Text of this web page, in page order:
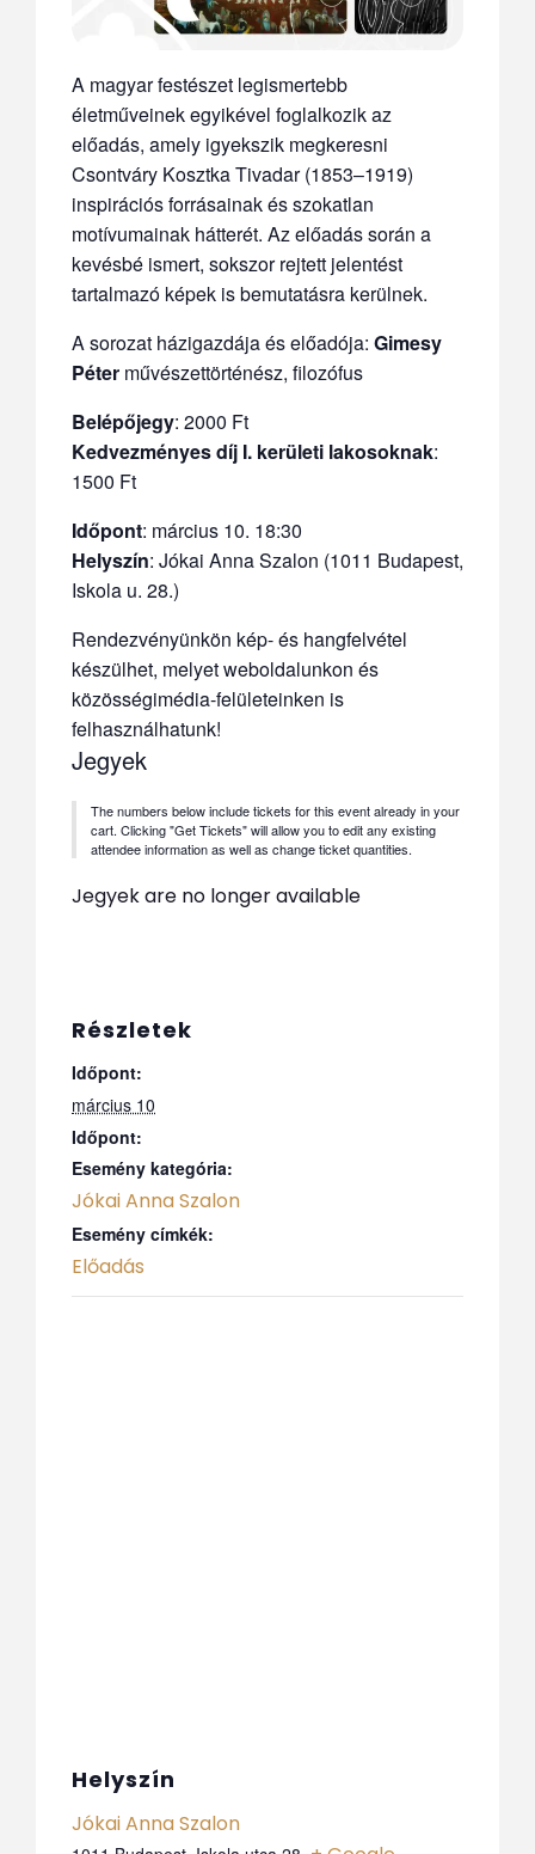
A magyar festészet legismertebb
életműveinek egyikével foglalkozik az
előadás, amely igyekszik megkeresni
Csontváry Kosztka Tivadar (1853–1919)
inspirációs forrásainak és szokatlan
motívumainak hátterét. Az előadás során a
kevésbé ismert, sokszor rejtett jelentést
tartalmazó képek is bemutatásra kerülnek.
A sorozat házigazdája és előadója: Gimesy
Péter művészettörténész, filozófus
Belépőjegy: 2000 Ft
Kedvezményes díj I. kerületi lakosoknak:
1500 Ft
Időpont: március 10. 18:30
Helyszín: Jókai Anna Szalon (1011 Budapest,
Iskola u. 28.)
Rendezvényünkön kép- és hangfelvétel
készülhet, melyet weboldalunkon és
közösségimédia-felületeinken is
felhasználhatunk!
Részletek
Időpont:
március 10
Időpont:
Esemény kategória:
Jókai Anna Szalon
Esemény címkék:
Előadás
Helyszín
Jókai Anna Szalon
Jegyek
The numbers below include tickets for this event already in your
cart. Clicking "Get Tickets" will allow you to edit any existing
attendee information as well as change ticket quantities.
Jegyek are no longer available